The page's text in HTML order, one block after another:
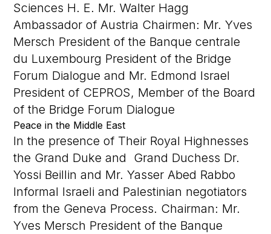
Sciences H. E. Mr. Walter Hagg
Ambassador of Austria Chairmen: Mr. Yves
Mersch President of the Banque centrale
du Luxembourg President of the Bridge
Forum Dialogue and Mr. Edmond Israel
President of CEPROS, Member of the Board
of the Bridge Forum Dialogue
Peace in the Middle East
In the presence of Their Royal Highnesses
the Grand Duke and Grand Duchess Dr.
Yossi Beillin and Mr. Yasser Abed Rabbo
Informal Israeli and Palestinian negotiators
from the Geneva Process. Chairman: Mr.
Yves Mersch President of the Banque